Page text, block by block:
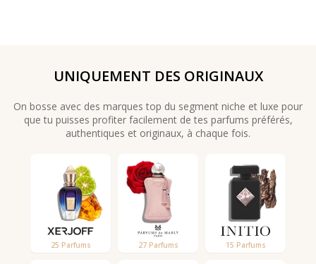
UNIQUEMENT DES ORIGINAUX
On bosse avec des marques top du segment niche et luxe pour
que tu puisses profiter facilement de tes parfums préférés,
authentiques et originaux, à chaque fois.
25 Parfums 27 Parfums 15 Parfums